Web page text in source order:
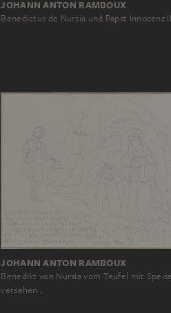
JOHANN ANTON RAMBOUX
Benedictus de Nursia und Papst Innocenz
JOHANN ANTON RAMBOUX
Benedikt von Nursia vom Teufel mit
versehen…